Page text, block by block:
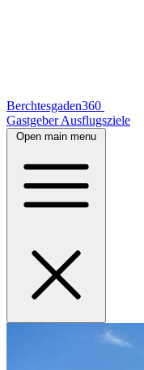
Berchtesgaden360
GastgeberAusflugsziele
Open main menu